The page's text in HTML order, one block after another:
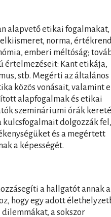
alapvető etikai fogalmakat,
norma,
emberi méltóság;
értelmezéseit: Kant etikája,
stb. Megérti az általános
közös vonásait, valamint
alapfogalmak és etikai
szemináriumi órák
dolgozzák fel,
és a megértett
a képességét.
a hallgatót annak a
hogy egy adott
a sokszor